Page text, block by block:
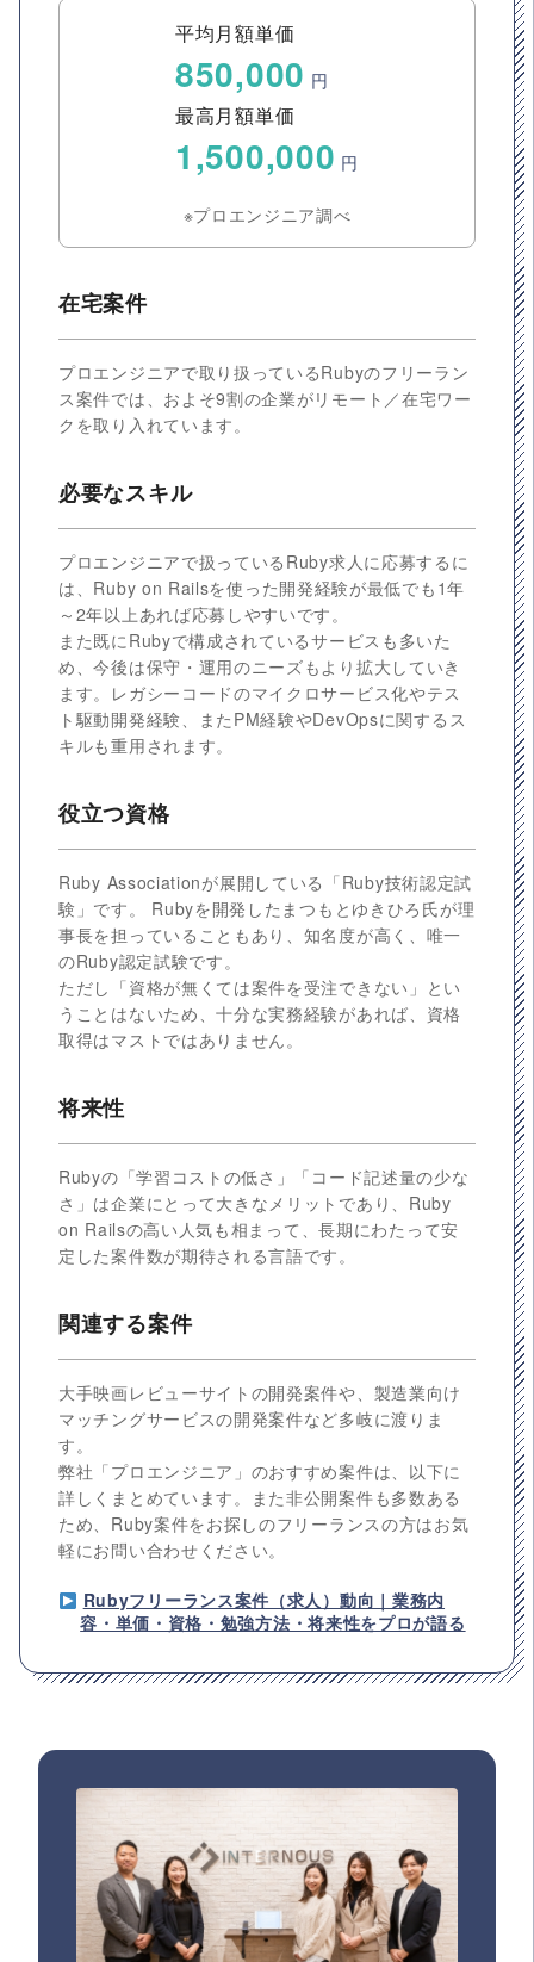
平均月額単価
850,000 円
最高月額単価
1,500,000 円
※プロエンジニア調べ
在宅案件
プロエンジニアで取り扱っているRubyのフリーラン
ス案件では、およそ9割の企業がリモート／在宅ワー
クを取り入れています。
必要なスキル
プロエンジニアで扱っているRuby求人に応募するに
は、Ruby on Railsを使った開発経験が最低でも1年
～2年以上あれば応募しやすいです。
また既にRubyで構成されているサービスも多いた
め、今後は保守・運用のニーズもより拡大していき
ます。レガシーコードのマイクロサービス化やテス
ト駆動開発経験、またPM経験やDevOpsに関するス
キルも重用されます。
役立つ資格
Ruby Associationが展開している「Ruby技術認定試
験」です。 Rubyを開発したまつもとゆきひろ氏が理
事長を担っていることもあり、知名度が高く、唯一
のRuby認定試験です。
ただし「資格が無くては案件を受注できない」とい
うことはないため、十分な実務経験があれば、資格
取得はマストではありません。
将来性
Rubyの「学習コストの低さ」「コード記述量の少な
さ」は企業にとって大きなメリットであり、Ruby
on Railsの高い人気も相まって、長期にわたって安
定した案件数が期待される言語です。
関連する案件
大手映画レビューサイトの開発案件や、製造業向け
マッチングサービスの開発案件など多岐に渡りま
す。
弊社「プロエンジニア」のおすすめ案件は、以下に
詳しくまとめています。また非公開案件も多数ある
ため、Ruby案件をお探しのフリーランスの方はお気
軽にお問い合わせください。
Rubyフリーランス案件（求人）動向｜業務内
容・単価・資格・勉強方法・将来性をプロが語る